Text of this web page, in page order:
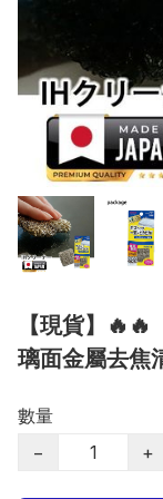
【現貨】
璃面金屬去焦
數量
−
+